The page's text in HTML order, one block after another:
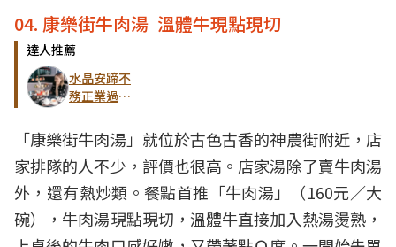
04. 康樂街牛肉湯 溫體牛現點現切
達人推薦
水晶安蹄不
務正業過生
「康樂街牛肉湯」就位於古色古香的神農街附近，店
家排隊的人不少，評價也很高。店家湯除了賣牛肉湯
外，還有熱炒類。餐點首推「牛肉湯」（160元／大
碗），牛肉湯現點現切，溫體牛直接加入熱湯燙熟，